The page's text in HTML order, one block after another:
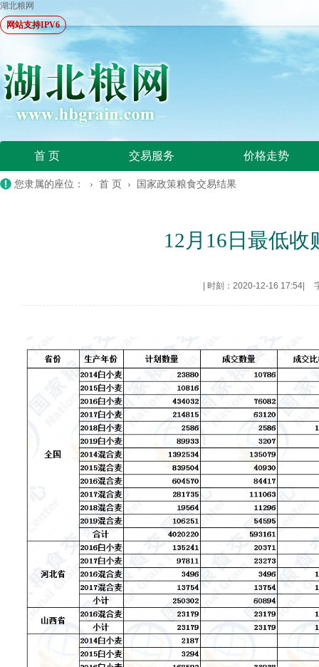
湖北粮网
网站支持IPV6
首 页 交易服务 价格走势
您隶属的座位： › 首 页 › 国家政策粮食交易结果
12月16日最低
时刻：2020-12-16 17:54